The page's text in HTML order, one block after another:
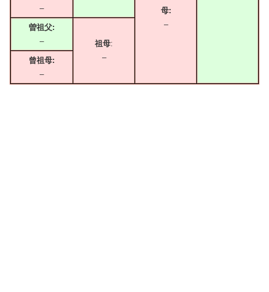
母:
–
–
曽祖父:
–
祖母:
–
曾祖母:
–